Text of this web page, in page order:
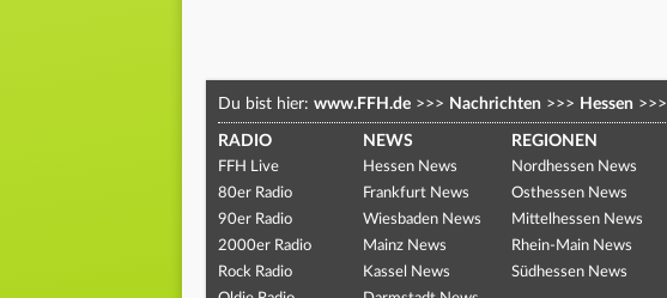
Du bist hier: www.FFH.de >>> Nachrichten >>> Hessen >>>
RADIO
FFH Live
80er Radio
90er Radio
2000er Radio
Rock Radio
NEWS
Hessen News
Frankfurt News
Wiesbaden News
Mainz News
Kassel News
REGIONEN
Nordhessen News
Osthessen News
Mittelhessen News
Rhein-Main News
Südhessen News